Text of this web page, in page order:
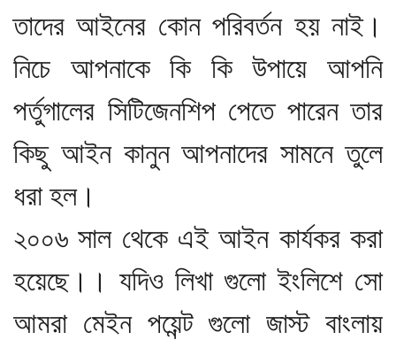
তাদের আইনের কোন পরিবর্তন হয় নাই।
নিচে আপনাকে কি কি উপায়ে আপনি
পর্তুগালের সিটিজেনশিপ পেতে পারেন তার
কিছু আইন কানুন আপনাদের সামনে তুলে
ধরা হল।
২০০৬ সাল থেকে এই আইন কার্যকর করা
হয়েছে।। যদিও লিখা গুলো ইংলিশে সো
আমরা মেইন পয়েন্ট গুলো জাস্ট বাংলায়